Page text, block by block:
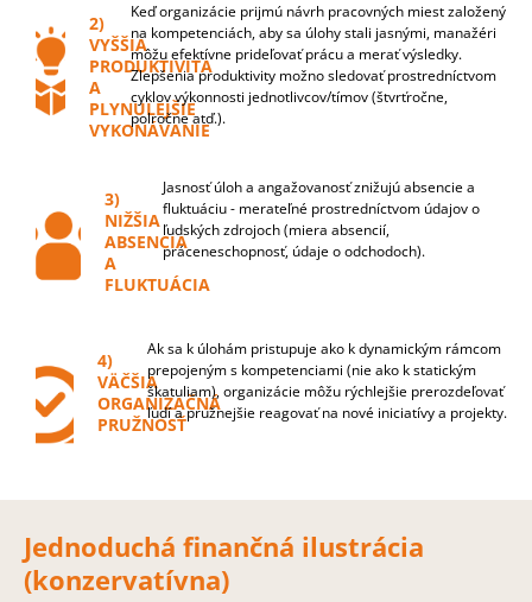
2)
VYŠŠIA
PRODUKTIVITA
A
PLYNULEJŠIE
VYKONÁVANIE
Keď organizácie prijmú návrh pracovných miest založený
na kompetenciách, aby sa úlohy stali jasnými, manažéri
môžu efektívne prideľovať prácu a merať výsledky.
Zlepšenia produktivity možno sledovať prostredníctvom
cyklov výkonnosti jednotlivcov/tímov (štvrťročne,
polročne atď.).
3)
NIŽŠIA
ABSENCIA
A
FLUKTUÁCIA
Jasnosť úloh a angažovanosť znižujú absencie a
fluktuáciu - merateľné prostredníctvom údajov o
ľudských zdrojoch (miera absencií,
práceneschopnosť, údaje o odchodoch).
4)
VÄČŠIA
ORGANIZAČNÁ
PRUŽNOSŤ
Ak sa k úlohám pristupuje ako k dynamickým rámcom
prepojeným s kompetenciami (nie ako k statickým
škatuliam), organizácie môžu rýchlejšie prerozdeľovať
ľudí a pružnejšie reagovať na nové iniciatívy a projekty.
Jednoduchá finančná ilustrácia
(konzervatívna)